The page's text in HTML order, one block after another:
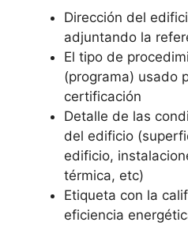
Dirección del
adjuntando la
El tipo de
(programa) usado
certificación
Detalle de las
del edificio
edificio,
térmica, etc)
Etiqueta con la
eficiencia